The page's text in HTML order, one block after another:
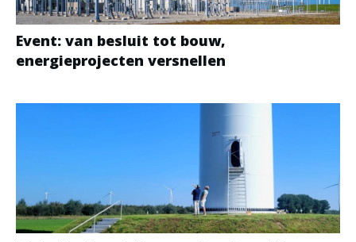
Event: van besluit tot bouw,
energieprojecten versnellen